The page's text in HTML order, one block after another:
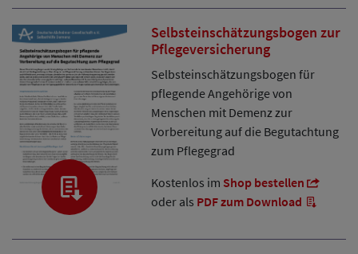
Selbsteinschätzungsbogen zur
Pflegeversicherung
Selbsteinschätzungsbogen für
pflegende Angehörige von
Menschen mit Demenz zur
Vorbereitung auf die Begutachtung
zum Pflegegrad
Kostenlos im Shop bestellen
oder als PDF zum Download